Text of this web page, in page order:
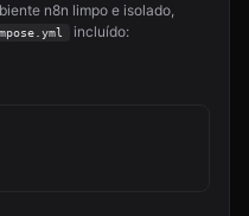
n8n limpo e isolado,
incluído: